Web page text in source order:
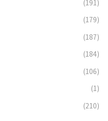
(191)
(179)
(187)
(184)
(106)
(1)
(210)